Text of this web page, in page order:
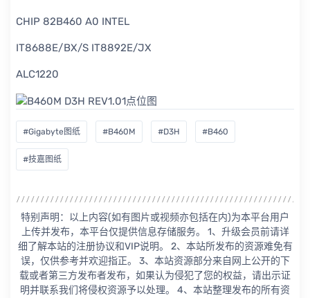
CHIP 82B460 A0 INTEL
IT8688E/BX/S IT8892E/JX
ALC1220
#Gigabyte图纸 #B460M #D3H #B460
#技嘉图纸
特别声明：以上内容(如有图片或视频亦包括在内)为本平台用户
上传并发布，本平台仅提供信息存储服务。 1、升级会员前请详
细了解本站的注册协议和VIP说明。 2、本站所发布的资源难免有
误，仅供参考并欢迎指正。 3、本站资源部分来自网上公开的下
载或者第三方发布者发布，如果认为侵犯了您的权益，请出示证
明并联系我们将侵权资源予以处理。 4、本站整理发布的所有资